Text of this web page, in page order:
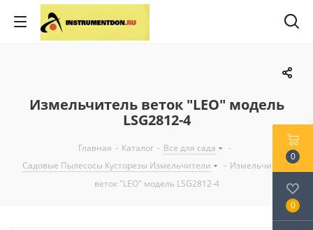
Измельчитель веток "LEO" модель
LSG2812-4
Главная - Каталог - Все для сада
-
Садовые Пылесосы Кусторезы Измельчители
- Измельчитель
веток "LEO" модель LSG2812-4
0
0